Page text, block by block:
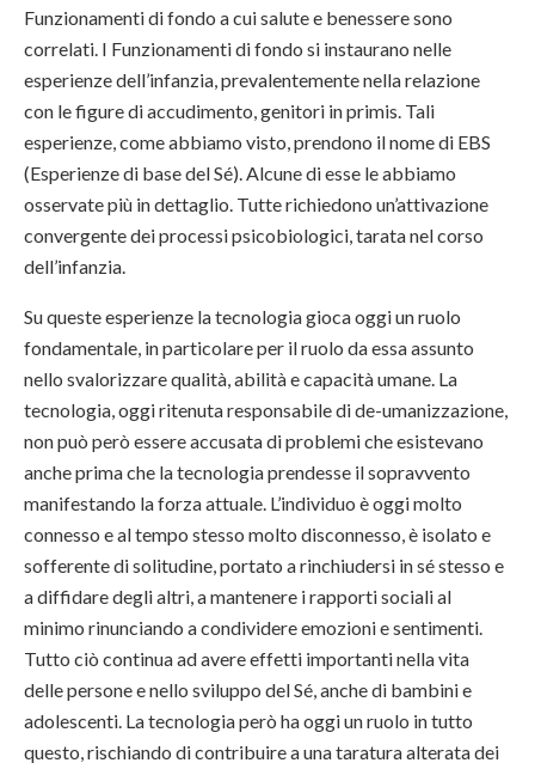
Funzionamenti di fondo a cui salute e benessere sono
correlati. I Funzionamenti di fondo si instaurano nelle
esperienze dell’infanzia, prevalentemente nella relazione
con le figure di accudimento, genitori in primis. Tali
esperienze, come abbiamo visto, prendono il nome di EBS
(Esperienze di base del Sé). Alcune di esse le abbiamo
osservate più in dettaglio. Tutte richiedono un’attivazione
convergente dei processi psicobiologici, tarata nel corso
dell’infanzia.
Su queste esperienze la tecnologia gioca oggi un ruolo
fondamentale, in particolare per il ruolo da essa assunto
nello svalorizzare qualità, abilità e capacità umane. La
tecnologia, oggi ritenuta responsabile di de-umanizzazione,
non può però essere accusata di problemi che esistevano
anche prima che la tecnologia prendesse il sopravvento
manifestando la forza attuale. L’individuo è oggi molto
connesso e al tempo stesso molto disconnesso, è isolato e
sofferente di solitudine, portato a rinchiudersi in sé stesso e
a diffidare degli altri, a mantenere i rapporti sociali al
minimo rinunciando a condividere emozioni e sentimenti.
Tutto ciò continua ad avere effetti importanti nella vita
delle persone e nello sviluppo del Sé, anche di bambini e
adolescenti. La tecnologia però ha oggi un ruolo in tutto
questo, rischiando di contribuire a una taratura alterata dei